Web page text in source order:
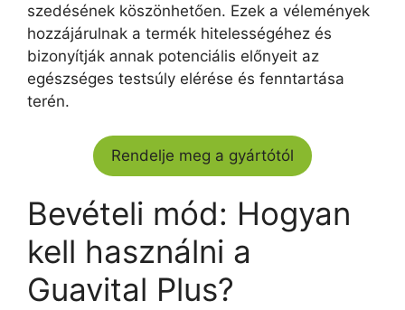
szedésének köszönhetően. Ezek a vélemények
hozzájárulnak a termék hitelességéhez és
bizonyítják annak potenciális előnyeit az
egészséges testsúly elérése és fenntartása
terén.
Rendelje meg a gyártótól
Bevételi mód: Hogyan
kell használni a
Guavital Plus?